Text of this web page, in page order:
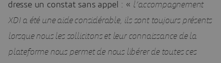
dresse un constat sans appel : « l’accompagnement
XDI a été une aide considérable, ils sont toujours présents
lorsque nous les sollicitons et leur connaissance de la
plateforme nous permet de nous libérer de toutes ces